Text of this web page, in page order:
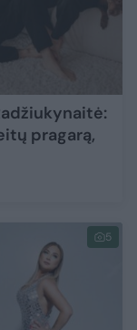
pragarą,
5